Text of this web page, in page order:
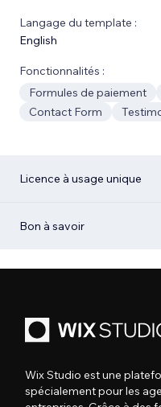
Langage du template :
English
Fonctionnalités :
Formules de paiement
Contact Form
Licence à usage unique
Bon à savoir
Wix Studio est une
spécialement pour les